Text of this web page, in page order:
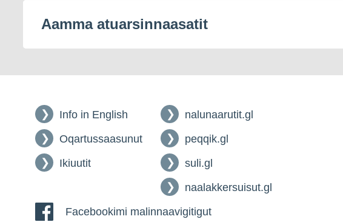
Aamma atuarsinnaasatit
Info in English
Oqartussaasunut
Ikiuutit
nalunaarutit.gl
peqqik.gl
suli.gl
naalakkersuisut.gl
Facebookimi malinnaavigitigut